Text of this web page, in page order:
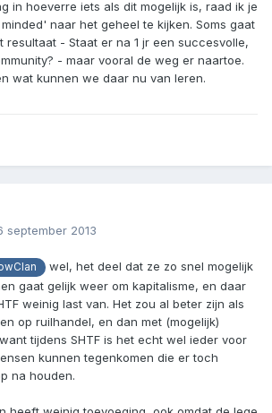
in hoeverre iets als dit mogelijk is, raad ik je
naar het geheel te kijken. Soms gaat
resultaat - Staat er na 1 jr een succesvolle,
- maar vooral de weg er naartoe.
wat kunnen we daar nu van leren.
september 2013
wel, het deel dat ze zo snel mogelijk
gaat gelijk weer om kapitalisme, en daar
weinig last van. Het zou al beter zijn als
op ruilhandel, en dan met (mogelijk)
tijdens SHTF is het echt wel ieder voor
kunnen tegenkomen die er toch
na houden.